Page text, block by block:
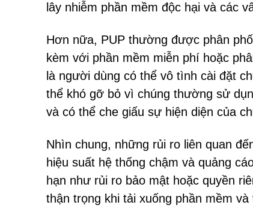
lây nhiễm phần mềm độc hại và các
Hơn nữa, PUP thường được phân
kèm với phần mềm miễn phí hoặc
là người dùng có thể vô tình cài đặt
thể khó gỡ bỏ vì chúng thường sử
và có thể che giấu sự hiện diện của
Nhìn chung, những rủi ro liên quan
hiệu suất hệ thống chậm và quảng
hạn như rủi ro bảo mật hoặc quyền
thận trọng khi tải xuống phần mềm